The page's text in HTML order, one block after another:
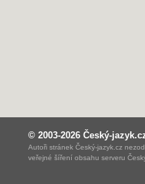
© 2003-2026 Český-
Autoři stránek Český-jazyk.cz
veřejné šíření obsahu serveru